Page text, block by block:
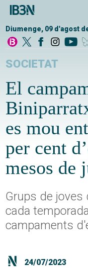
Diumenge, 09 d'agost
SOCIETAT
El
es mou
per cent
mesos de
Grups de joves
cada
campaments
24/07/2023